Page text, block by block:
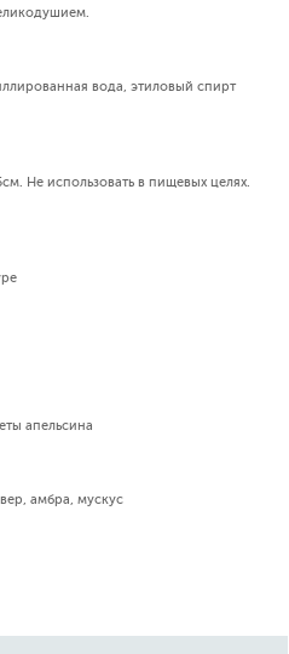
вода, этиловый спирт
Не использовать в пищевых целях.
апельсина
амбра, мускус